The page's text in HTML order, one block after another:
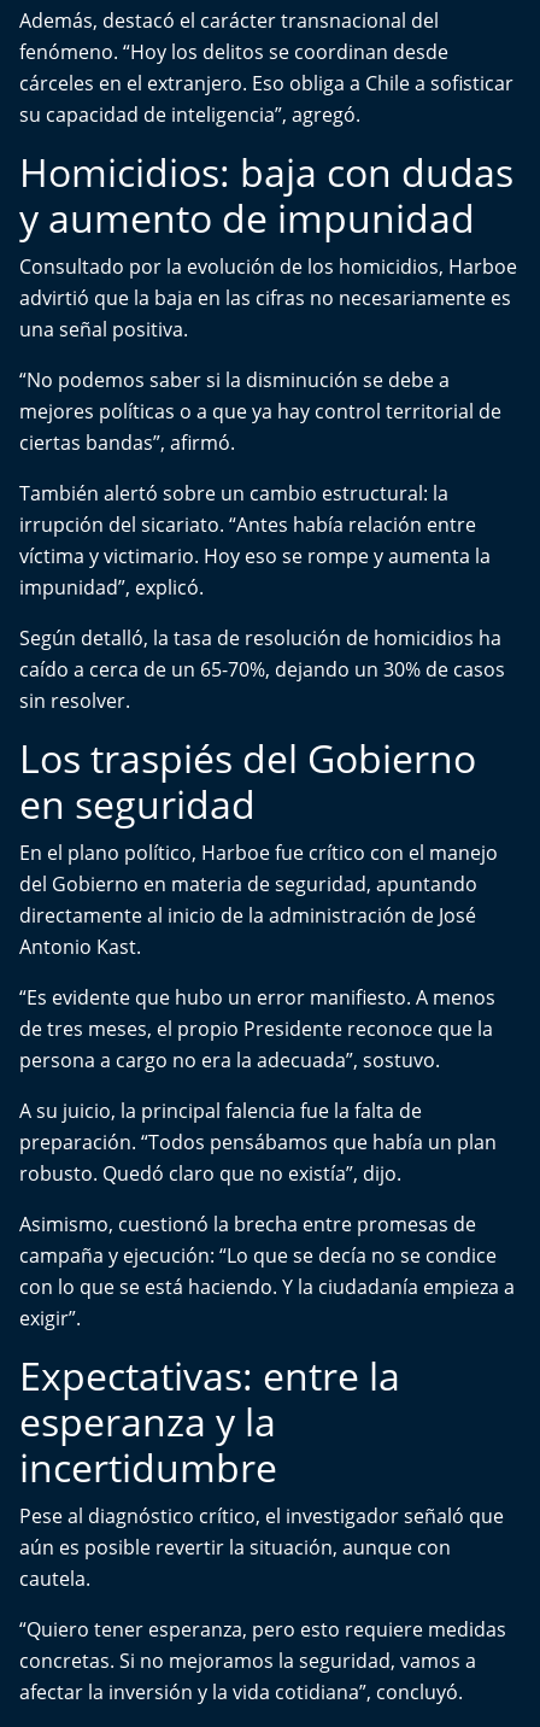
Aquí Estamos
Sello de raza
Trasnoche
Reto Inmobiliario
Punto de Encuentro
Yo invito
Además, destacó el carácter transnacional del
fenómeno. “Hoy los delitos se coordinan desde
cárceles en el extranjero. Eso obliga a Chile a sofisticar
su capacidad de inteligencia”, agregó.
Homicidios: baja con dudas
y aumento de impunidad
Consultado por la evolución de los homicidios, Harboe
advirtió que la baja en las cifras no necesariamente es
una señal positiva.
“No podemos saber si la disminución se debe a
mejores políticas o a que ya hay control territorial de
ciertas bandas”, afirmó.
También alertó sobre un cambio estructural: la
irrupción del sicariato. “Antes había relación entre
víctima y victimario. Hoy eso se rompe y aumenta la
impunidad”, explicó.
Según detalló, la tasa de resolución de homicidios ha
caído a cerca de un 65-70%, dejando un 30% de casos
sin resolver.
Los traspiés del Gobierno
en seguridad
En el plano político, Harboe fue crítico con el manejo
del Gobierno en materia de seguridad, apuntando
directamente al inicio de la administración de José
Antonio Kast.
“Es evidente que hubo un error manifiesto. A menos
de tres meses, el propio Presidente reconoce que la
persona a cargo no era la adecuada”, sostuvo.
A su juicio, la principal falencia fue la falta de
preparación. “Todos pensábamos que había un plan
robusto. Quedó claro que no existía”, dijo.
Asimismo, cuestionó la brecha entre promesas de
campaña y ejecución: “Lo que se decía no se condice
con lo que se está haciendo. Y la ciudadanía empieza a
exigir”.
Expectativas: entre la
esperanza y la
incertidumbre
Pese al diagnóstico crítico, el investigador señaló que
aún es posible revertir la situación, aunque con
cautela.
“Quiero tener esperanza, pero esto requiere medidas
concretas. Si no mejoramos la seguridad, vamos a
afectar la inversión y la vida cotidiana”, concluyó.